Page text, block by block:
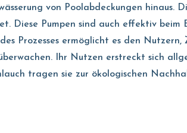
von Poolabdeckungen hinaus.
Diese Pumpen sind auch effektiv beim
Prozesses ermöglicht es den
Ihr Nutzen erstreckt sich
tragen sie zur ökologischen